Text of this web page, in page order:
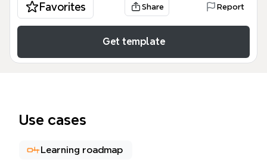
Favorites Share Report
Get template
Use cases
Learning roadmap